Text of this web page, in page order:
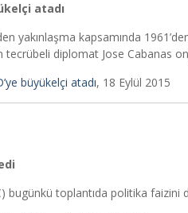
atadı
yakınlaşma kapsamında
diplomat Jose Cabanas
büyükelçi atadı, 18 Eylül 2015
bugünkü toplantıda politika faizini